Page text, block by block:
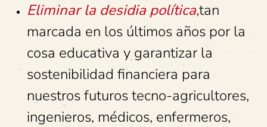
Eliminar la desidia política,tan
marcada en los últimos años por la
cosa educativa y garantizar la
sostenibilidad financiera para
nuestros futuros tecno-agricultores,
ingenieros, médicos, enfermeros,